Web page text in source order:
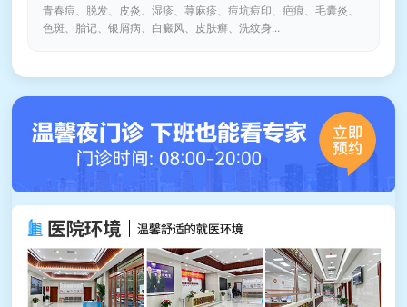
青春痘、脱发、皮炎、湿疹、荨麻疹、痘坑痘印、疤痕、毛囊炎、
色斑、胎记、银屑病、白癜风、皮肤癣、洗纹身...